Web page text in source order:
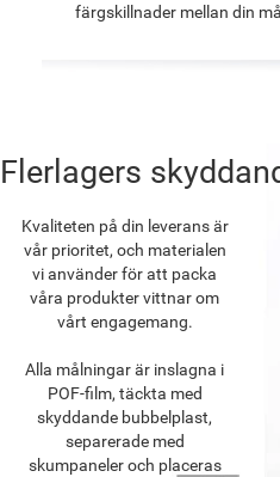
färgskillnader mellan din
Flerlagers
Kvaliteten på din leverans är
vår prioritet, och materialen
vi använder för att packa
våra produkter vittnar om
vårt engagemang.
Alla målningar är inslagna i
POF-film, täckta med
skyddande bubbelplast,
separerade med
skumpaneler och placeras